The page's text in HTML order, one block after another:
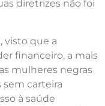
diretrizes não foi
visto que a
financeiro, a mais
mulheres negras
carteira
à saúde